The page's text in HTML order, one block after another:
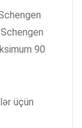
90
üçün